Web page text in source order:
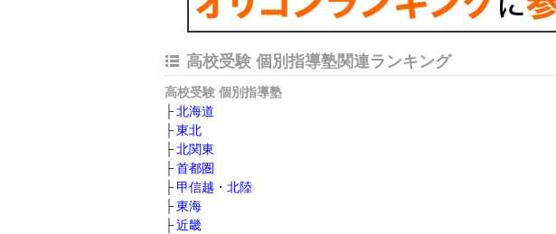
高校受験 個別指導塾関連ランキング
高校受験 個別指導塾
北海道
東北
北関東
首都圏
甲信越・北陸
東海
近畿